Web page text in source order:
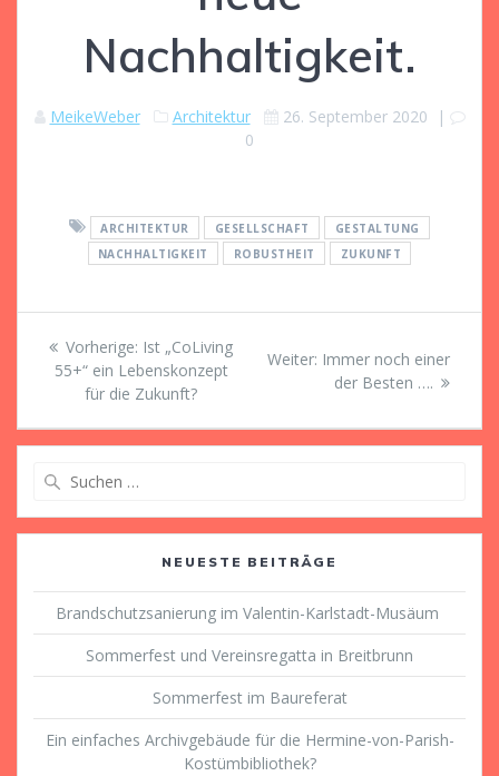
Nachhaltigkeit.
MeikeWeber Architektur 26. September 2020 |
0
ARCHITEKTUR GESELLSCHAFT
GESTALTUNG
NACHHALTIGKEIT
ROBUSTHEIT ZUKUNFT
Beitragsnavigation
Vorherige: Vorheriger
Beitrag:
Ist „CoLiving
55+“ ein Lebenskonzept
für die Zukunft?
Weiter: Nächster
Beitrag:
Immer noch einer
der Besten ….
NEUESTE BEITRÄGE
Brandschutzsanierung im Valentin-Karlstadt-Musäum
Sommerfest und Vereinsregatta in Breitbrunn
Sommerfest im Baureferat
Ein einfaches Archivgebäude für die Hermine-von-Parish-
Kostümbibliothek?